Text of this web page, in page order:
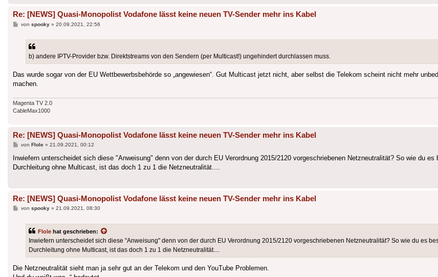
Re: [NEWS] Quasi-Monopolist Vodafone lässt keine neuen TV-Sender mehr ins Kabel
Beitrag
von spooky» 20.09.2021, 22:56
b) andere IPTV-Provider bzw. Direktstreams von den Sendern (per Multicast!) ungehindert durchlassen muss.
Das wurde sogar von der EU Wettbewerbsbehörde so „angewiesen“. Gut Multicast jetzt nicht, aber selbst die Telekom scheint nicht mehr
machen.
Magenta TV 2.0
CableMax1000
Re: [NEWS] Quasi-Monopolist Vodafone lässt keine neuen TV-Sender mehr ins Kabel
Beitrag
von Flole» 21.09.2021, 00:12
Inwiefern unterscheidet sich diese "Anweisung" denn von der durch EU Verordnung 2015/2120 vorgeschriebenen Netzneutralität? So wie du
Durchleitung ohne Multicast, ist das doch 1 zu 1 die Netzneutralität....
Re: [NEWS] Quasi-Monopolist Vodafone lässt keine neuen TV-Sender mehr ins Kabel
Beitrag
von spooky» 21.09.2021, 08:30
Flole hat geschrieben:
Inwiefern unterscheidet sich diese "Anweisung" denn von der durch EU Verordnung 2015/2120 vorgeschriebenen Netzneutralität? So wie du es
Durchleitung ohne Multicast, ist das doch 1 zu 1 die Netzneutralität....
Die Netzneutralität sieht man ja sehr gut an der Telekom und den YouTube Problemen.